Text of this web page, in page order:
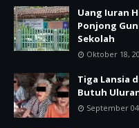
Uang Iuran
Ponjong
Sekolah
Oktober 18,
Tiga Lansia
Butuh
September